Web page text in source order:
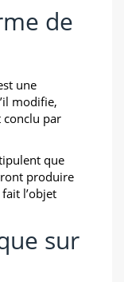
de
une
modifie,
conclu par
que
produire
l’objet
sur